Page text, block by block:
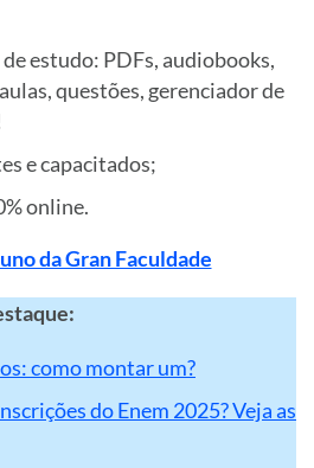
estudo: PDFs, audiobooks,
questões, gerenciador de
e capacitados;
online.
da Gran Faculdade
como montar um?
do Enem 2025? Veja as